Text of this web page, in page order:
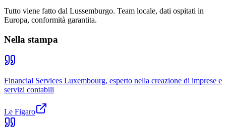
Tutto viene fatto dal Lussemburgo. Team locale, dati ospitati in
Europa, conformità garantita.
Nella stampa
Financial Services Luxembourg, esperto nella creazione di imprese e
servizi contabili
Le Figaro